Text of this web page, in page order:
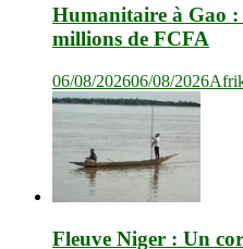
Humanitaire à Gao :
millions de FCFA
06/08/202606/08/2026
Fleuve Niger : Un